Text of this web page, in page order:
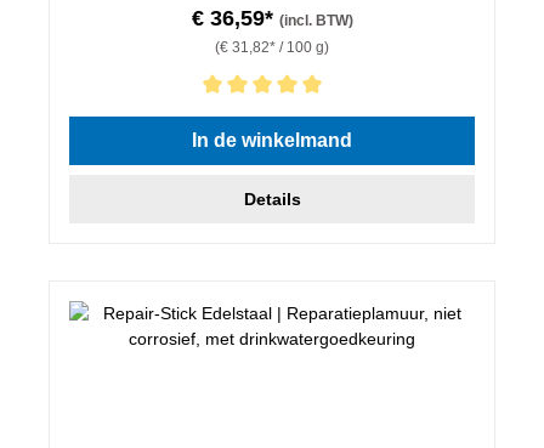
€ 36,59* (incl. BTW)
(€ 31,82* / 100 g)
Gemiddelde waardering van 5 van 5 sterren
In de winkelmand
Details